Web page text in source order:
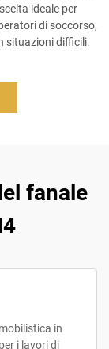
ideale per
di soccorso,
situazioni difficili.
fanale
in
i lavori di